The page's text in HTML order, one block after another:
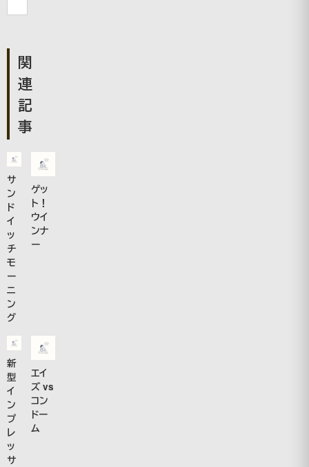
関
連
記
事
サ
ン
ド
イ
ッ
チ
モ
ー
ニ
ン
グ
ゲッ
ト！
ウイ
ンナ
ー
新
型
イ
ン
プ
レ
ッ
サ
エイ
ズ vs
コン
ドー
ム